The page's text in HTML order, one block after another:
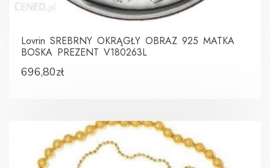
Lovrin SREBRNY OKRĄGŁY OBRAZ 925 MATKA
BOSKA PREZENT V180263L
696,80zł